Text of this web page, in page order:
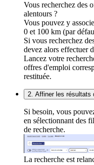
Vous recherchez des
alentours ?
Vous pouvez y
0 et 100 km (par
Si vous recherchez
devez alors effectuer
Lancez votre
offres d'emploi
restituée.
2. Affiner les résultats
Si besoin, vous
en sélectionnant des
de recherche.
La recherche est